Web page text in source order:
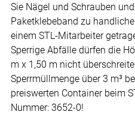
Sie Nägel und Schrauben
Paketklebeband zu
einem STL-Mitarbeiter
Sperrige Abfälle dürfen die
m x 1,50 m nicht
Sperrmüllmenge über 3 m³
preiswerten Container beim
Nummer: 3652-0!